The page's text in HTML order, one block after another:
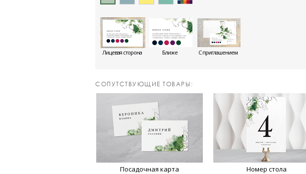
Лицевая сторона Ближе С приглашением
CОПУТСТВУЮЩИЕ ТОВАРЫ:
Посадочная карта Номер стола